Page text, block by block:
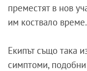
преместят в нов
им коствало време.
Екипът също така
симптоми,